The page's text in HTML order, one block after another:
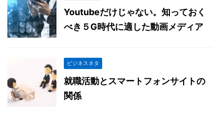
Youtubeだけじゃない。知っておく
べき５G時代に適した動画メディア
ビジネスネタ
就職活動とスマートフォンサイトの
関係